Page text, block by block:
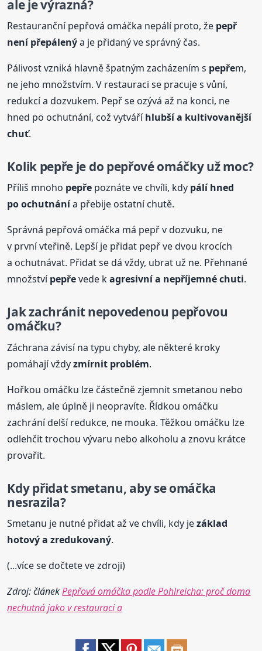
ale je výrazná?
Restauranční pepřová omáčka nepálí proto, že pepř
není přepálenýa je přidaný ve správný čas.
Pálivost vzniká hlavně špatným zacházením s pepřem,
ne jeho množstvím. V restauraci se pracuje s vůní,
redukcí a dozvukem. Pepř se ozývá až na konci, ne
hned po ochutnání, což vytváříhlubší a kultivovanější
chuť.
Kolik pepře je do pepřové omáčky už moc?
Příliš mnoho pepře poznáte ve chvíli, kdy pálí hned
po ochutnánía přebije ostatní chutě.
Správná pepřová omáčka má pepř v dozvuku, ne
v první vteřině. Lepší je přidat pepř ve dvou krocích
a ochutnávat. Přidat se dá vždy, ubrat už ne. Přehnané
množstvípepřevede kagresivní a nepříjemné chuti.
Jak zachránit nepovedenou pepřovou
omáčku?
Záchrana závisí na typu chyby, ale některé kroky
pomáhají vždyzmírnit problém.
Hořkou omáčku lze částečně zjemnit smetanou nebo
máslem, ale úplně ji neopravíte. Řídkou omáčku
zachrání delší redukce, ne mouka. Těžkou omáčku lze
odlehčit trochou vývaru nebo alkoholu a znovu krátce
provařit.
Kdy přidat smetanu, aby se omáčka
nesrazila?
Smetanu je nutné přidat až ve chvíli, kdy jezáklad
hotový a zredukovaný.
(...více se dočtete ve zdroji)
Zdroj: článekPepřová omáčka podle Pohlreicha: proč doma
nechutná jako v restauraci a